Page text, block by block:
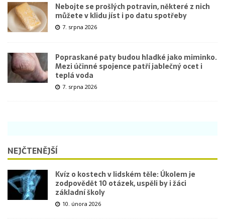
Nebojte se prošlých potravin, některé z nich
můžete v klidu jíst i po datu spotřeby
7. srpna 2026
Popraskané paty budou hladké jako miminko.
Mezi účinné spojence patří jablečný ocet i
teplá voda
7. srpna 2026
NEJČTENĚJŠÍ
Kvíz o kostech v lidském těle: Úkolem je
zodpovědět 10 otázek, uspěli by i žáci
základní školy
10. února 2026